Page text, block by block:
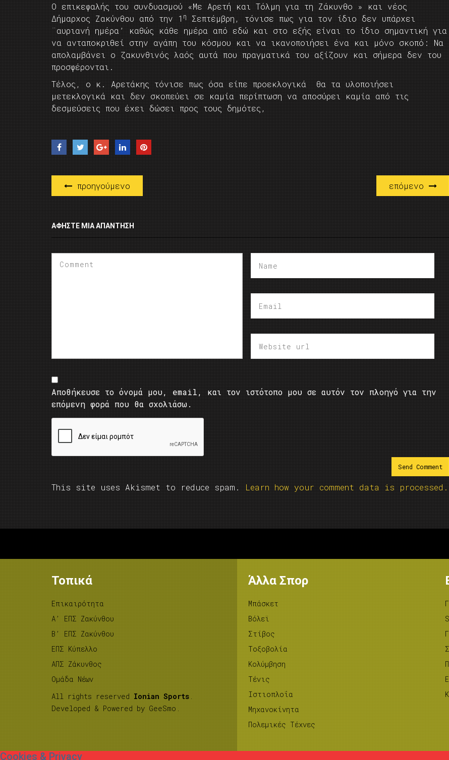
Ο επικεφαλής του συνδυασμού «Με Αρετή και Τόλμη για τη Ζάκυνθο » και νέος
Δήμαρχος Ζακύνθου από την 1 η
Σεπτέμβρη, τόνισε πως για τον ίδιο δεν υπάρχει
¨αυριανή ημέρα’ καθώς κάθε ημέρα από εδώ και στο εξής είναι το ίδιο σημαντική για
να ανταποκριθεί στην αγάπη του κόσμου και να ικανοποιήσει ένα και μόνο σκοπό: Να
απολαμβάνει ο ζακυνθινός λαός αυτά που πραγματικά του αξίζουν και σήμερα δεν του
προσφέρονται.
Τέλος, ο κ. Αρετάκης τόνισε πως όσα είπε προεκλογικά θα τα υλοποιήσει
μετεκλογικά και δεν σκοπεύει σε καμία περίπτωση να αποσύρει καμία από τις
δεσμεύσεις που έχει δώσει προς τους δημότες,
προηγούμενο επόμενο
ΑΦΉΣΤΕ ΜΙΑ ΑΠΆΝΤΗΣΗ
Αποθήκευσε το όνομά μου, email, και τον ιστότοπο μου σε αυτόν τον πλοηγό για την
επόμενη φορά που θα σχολιάσω.
This site uses Akismet to reduce spam. Learn how your comment data is processed.
Τοπικά
Επικαιρότητα
A’ ΕΠΣ Ζακύνθου
B’ ΕΠΣ Ζακύνθου
ΕΠΣ Κύπελλο
ΑΠΣ Ζάκυνθος
Ομάδα Νέων
All rights reserved Ionian Sports
Developed & Powered by GeeSmo
Άλλα Σπορ
Μπάσκετ
Βόλεϊ
Στίβος
Tοξοβολία
Κολύμβηση
Τένις
Ιστιοπλοΐα
Μηχανοκίνητα
Πολεμικές Τέχνες
Cookies & Privacy